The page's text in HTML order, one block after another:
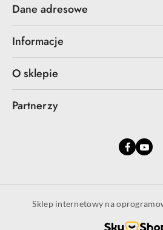
Dane adresowe
Informacje
O sklepie
Partnerzy
Sklep internetowy na